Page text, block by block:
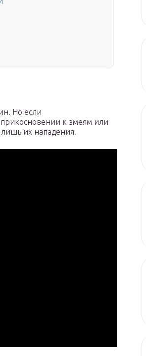
Но если
прикосновении к змеям или
их нападения.